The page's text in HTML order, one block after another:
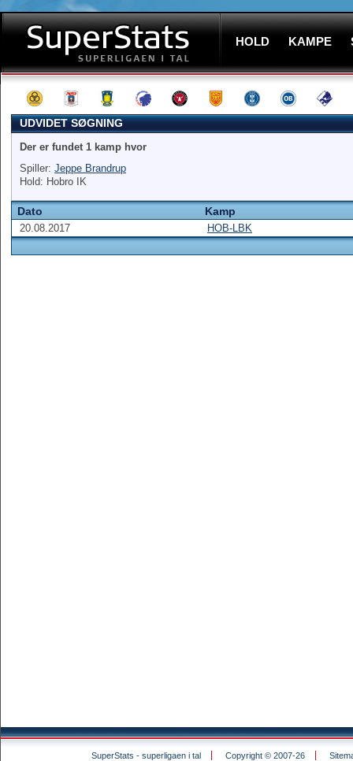
HOLD KAMPE
UDVIDET SØGNING
Der er fundet 1 kamp hvor
Spiller: Jeppe Brandrup
Hold: Hobro IK
Dato Kamp
20.08.2017 HOB-LBK
SuperStats - superligaen i tal Copyright © 2007-26